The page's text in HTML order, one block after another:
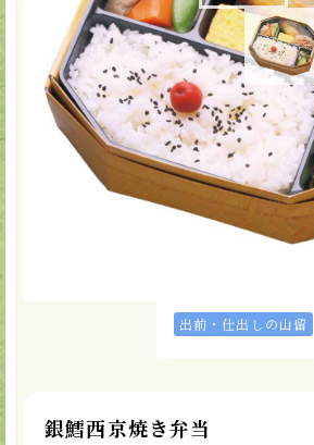
配達・店頭受取
1,296円(税込)
数: - +
カートに入れる
★お気に入り
出前・仕出しの山留
銀鱈西京焼き弁当